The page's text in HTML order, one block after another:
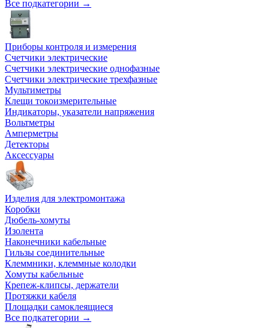
Все подкатегории →
Приборы контроля и измерения
Счетчики электрические
Счетчики электрические однофазные
Счетчики электрические трехфазные
Мультиметры
Клещи токоизмерительные
Индикаторы, указатели напряжения
Вольтметры
Амперметры
Детекторы
Аксессуары
Изделия для электромонтажа
Коробки
Дюбель-хомуты
Изолента
Наконечники кабельные
Гильзы соединительные
Клеммники, клеммные колодки
Хомуты кабельные
Крепеж-клипсы, держатели
Протяжки кабеля
Площадки самоклеящиеся
Все подкатегории →